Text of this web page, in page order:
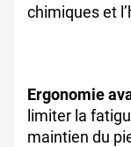
chimiques et
Ergonomie
limiter la
maintien du